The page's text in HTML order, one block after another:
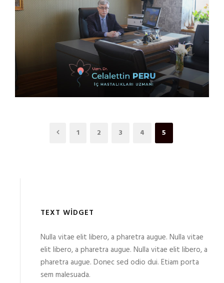
14 Şubat 2023
1 2 3 4 5
TEXT WIDGET
Nulla vitae elit libero, a pharetra augue. Nulla vitae
elit libero, a pharetra augue. Nulla vitae elit libero, a
pharetra augue. Donec sed odio dui. Etiam porta
sem malesuada.